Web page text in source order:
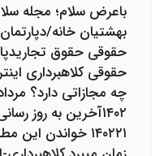
باعرض سلام؛ مجله
بهشتیان خانه/
حقوقی حقوق
حقوقی کلاهبرداری